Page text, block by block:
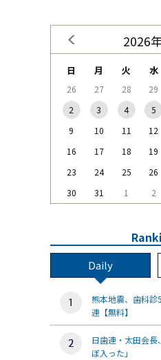
2026
日 月 火 水
26 27 28 29
2
3 4 5
9
10 11 12
16
17 18 19
23
24 25 26
30
31 1 2
Daily
熊本地震、歯科
連【無料】
日歯連・太田会
ぼ入った」